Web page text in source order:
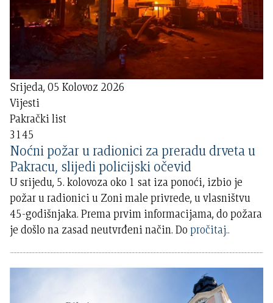
Srijeda, 05 Kolovoz 2026
Vijesti
Pakrački list
3145
Noćni požar u radionici za preradu drveta u
Pakracu, slijedi policijski očevid
U srijedu, 5. kolovoza oko 1 sat iza ponoći, izbio je
požar u radionici u Zoni male privrede, u vlasništvu
45-godišnjaka. Prema prvim informacijama, do požara
je došlo na zasad neutvrđeni način. Dopročitaj..